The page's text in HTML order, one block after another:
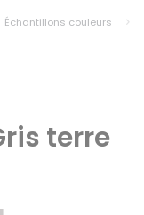
Échantillons couleurs
terre